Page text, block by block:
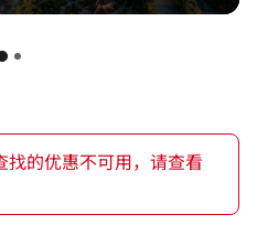
的优惠不可用，请查看